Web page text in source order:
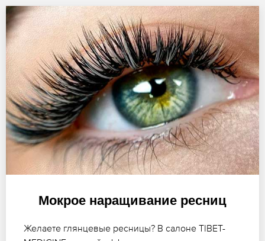
Мокрое наращивание ресниц
Желаете глянцевые ресницы? В салоне TIBET-